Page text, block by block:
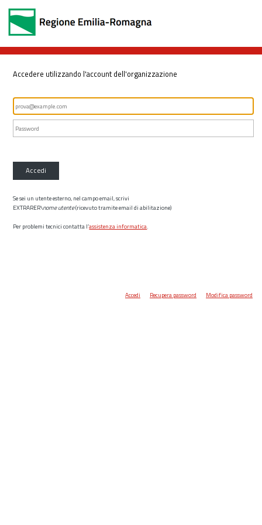
Accedere utilizzando l'account dell'organizzazione
Accedi
Se sei un utente esterno, nel campo email, scrivi
EXTRARER\nome utente(ricevuto tramite email di abilitazione)
Per problemi tecnici contatta l’assistenza informatica.
Accedi Recupera password Modifica password